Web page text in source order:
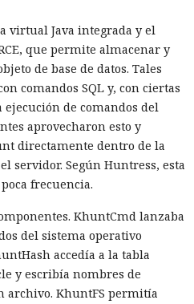
32 años de prisión por filtrar
virtual Java integrada y el
que permite almacenar y
de base de datos. Tales
comandos SQL y, con ciertas
de comandos del
aprovecharon esto y
directamente dentro de la
servidor. Según Huntress, esta
frecuencia.
KhuntCmd lanzaba
del sistema operativo
accedía a la tabla
y escribía nombres de
archivo. KhuntFS permitía